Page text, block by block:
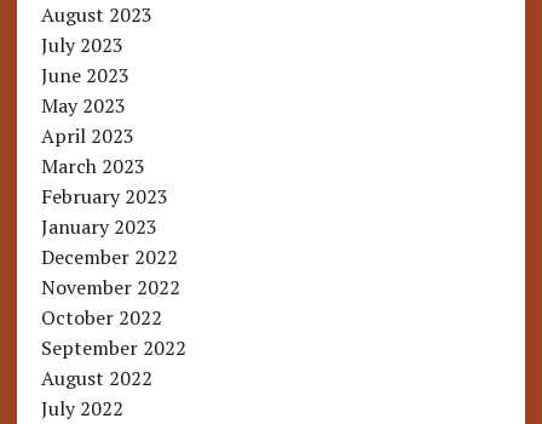
August 2023
July 2023
June 2023
May 2023
April 2023
March 2023
February 2023
January 2023
December 2022
November 2022
October 2022
September 2022
August 2022
July 2022